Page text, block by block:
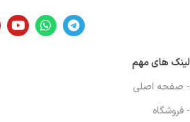
لینک های مهم
- صفحه اصلی
- فروشگاه